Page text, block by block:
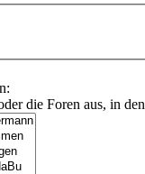
die Foren aus, in